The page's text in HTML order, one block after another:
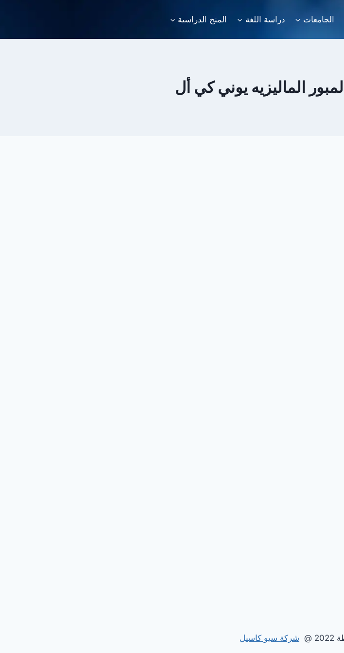
الجامعات دراسة اللغة المنح الدراسية
الماليزيه يوني كي أل
شركة سيو كاسيل